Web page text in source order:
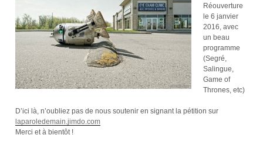
Réouverture
le 6 janvier
2016, avec
un beau
programme
(Segré,
Salingue,
Game of
Thrones, etc)
D’ici là, n’oubliez pas de nous soutenir en signant la pétition sur
laparoledemain.jimdo.com
Merci et à bientôt !